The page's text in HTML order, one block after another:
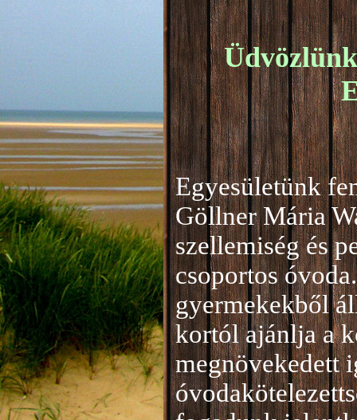
Egyesületünk
Göllner Mária
szellemiség és
csoportos
gyermekekből
kortól ajánlja a
megnövekedett